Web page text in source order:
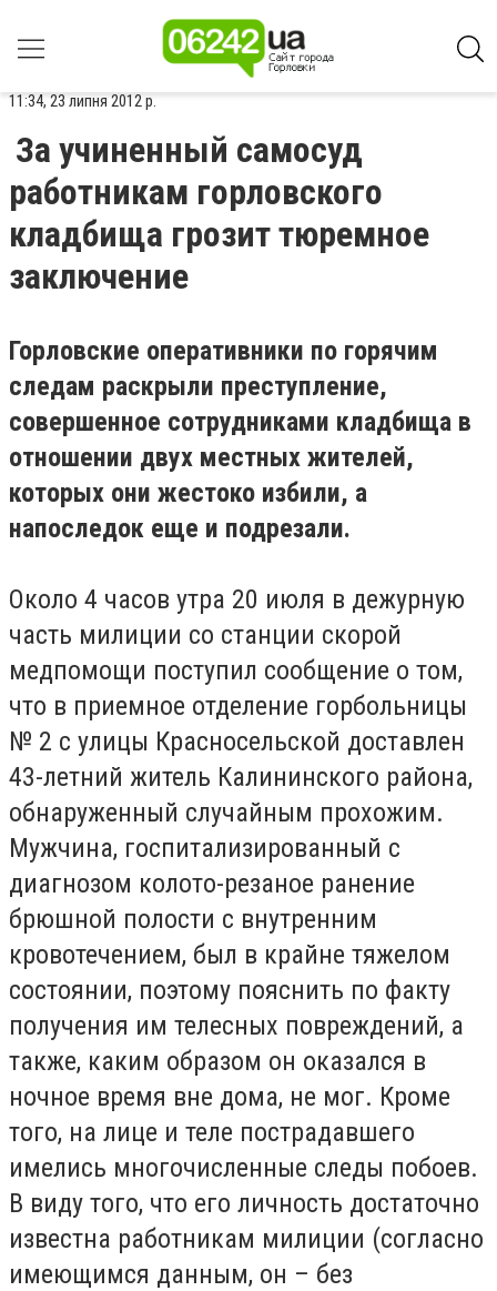
11:34, 23 липня 2012 р.
За учиненный самосуд
работникам горловского
кладбища грозит тюремное
заключение
Горловские оперативники по горячим
следам раскрыли преступление,
совершенное сотрудниками кладбища в
отношении двух местных жителей,
которых они жестоко избили, а
напоследок еще и подрезали.
Около 4 часов утра 20 июля в дежурную
часть милиции со станции скорой
медпомощи поступил сообщение о том,
что в приемное отделение горбольницы
№ 2 с улицы Красносельской доставлен
43-летний житель Калининского района,
обнаруженный случайным прохожим.
Мужчина, госпитализированный с
диагнозом колото-резаное ранение
брюшной полости с внутренним
кровотечением, был в крайне тяжелом
состоянии, поэтому пояснить по факту
получения им телесных повреждений, а
также, каким образом он оказался в
ночное время вне дома, не мог. Кроме
того, на лице и теле пострадавшего
имелись многочисленные следы побоев.
В виду того, что его личность достаточно
известна работникам милиции (согласно
имеющимся данным, он – без